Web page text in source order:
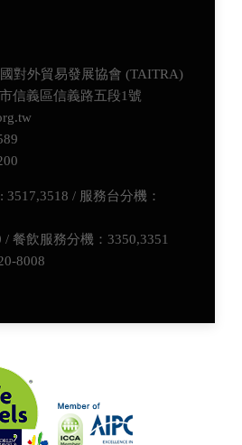
對外貿易發展協會 (TAITRA)
信義區信義路五段1號
/ 服務台分機：
餐飲服務分機：3350,3351
8008